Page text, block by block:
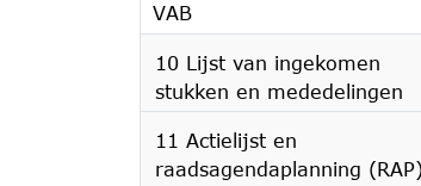
VAB
10 Lijst van ingekomen
stukken en mededelingen
11 Actielijst en
raadsagendaplanning (RAP)